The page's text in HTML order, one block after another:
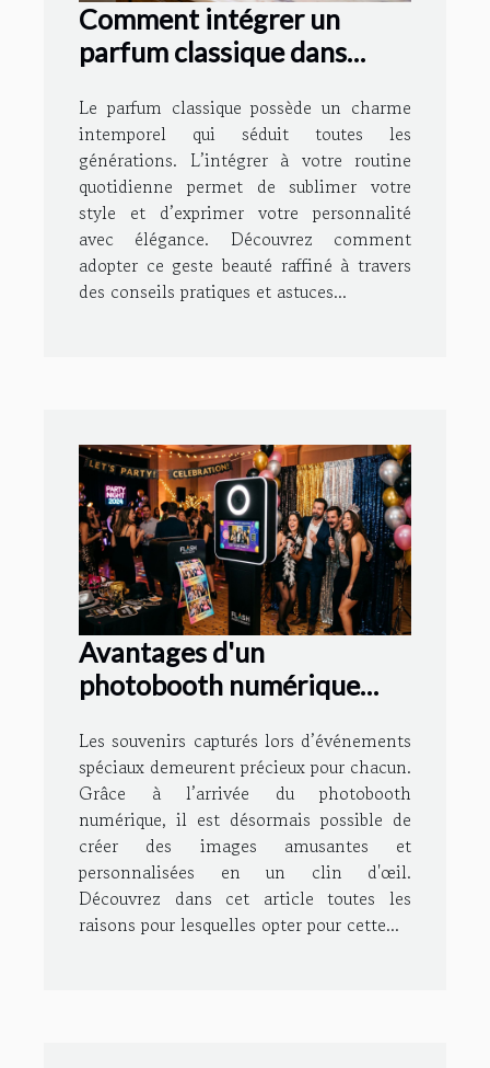
Comment intégrer un
parfum classique dans
Le parfum classique possède un charme
intemporel qui séduit toutes les
générations. L’intégrer à votre routine
quotidienne permet de sublimer votre
style et d’exprimer votre personnalité
avec élégance. Découvrez comment
adopter ce geste beauté raffiné à travers
des conseils pratiques et astuces...
Avantages d'un
photobooth numérique
mémorables
Les souvenirs capturés lors d’événements
spéciaux demeurent précieux pour chacun.
Grâce à l’arrivée du photobooth
numérique, il est désormais possible de
créer des images amusantes et
personnalisées en un clin d'œil.
Découvrez dans cet article toutes les
raisons pour lesquelles opter pour cette...